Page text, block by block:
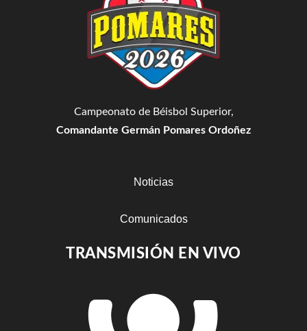
Campeonato de Béisbol Superior,
Comandante Germán Pomares Ordoñez
Noticias
Comunicados
Estadisticas
Resultados
TRANSMISIÓN EN VIVO